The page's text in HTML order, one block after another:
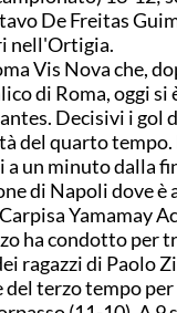
De Freitas
nell'Ortigia.
Vis Nova che,
di Roma, oggi si
Decisivi i gol
del quarto tempo.
un minuto dalla
di Napoli dove è
Yamamay
ha condotto per
ragazzi di Paolo
terzo tempo per